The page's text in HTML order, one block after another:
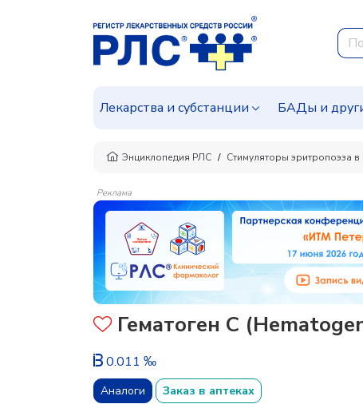
Лекарства и субстанции БАДы и
Энциклопедия РЛС Стимуляторы эритропоэза
Реклама
Гематоген С
0.011 ‰
Аналоги Заказ в аптеках